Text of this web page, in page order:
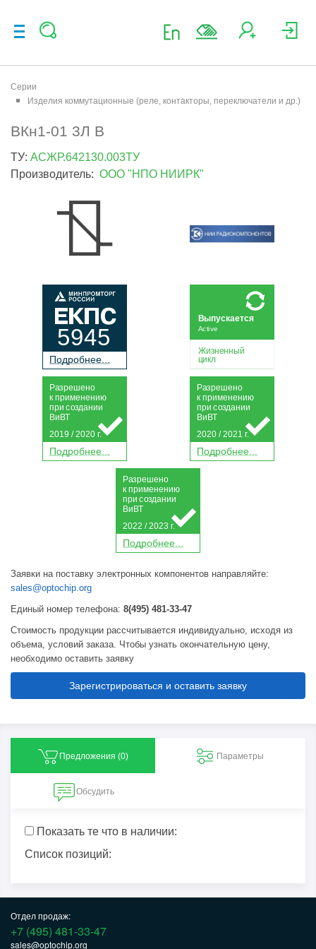
Серии
Изделия коммутационные (реле, контакторы, переключатели и др.)
ВКн1-01 3Л В
ТУ: АСЖР.642130.003ТУ
Производитель: ООО "НПО НИИРК"
Подробнее...
5945
Жизненный
цикл
Active
Выпускается
Подробнее...
Разрешено
к применению
присоздании
Ви ВТ
2019 / 2020 г.
Подробнее...
Разрешено
к применению
присоздании
Ви ВТ
2020 / 2021 г.
Подробнее...
Разрешено
к применению
присоздании
Ви ВТ
2022 / 2023 г.
Заявки на поставку электронных компонентов направляйте:
sales@optochip.org
Единый номер телефона: 8(495) 481-33-47
Стоимость продукции рассчитывается индивидуально, исходя из
объема, условий заказа. Чтобы узнать окончательную цену,
необходимо оставить заявку
Зарегистрироваться и оставить заявку
Предложения (0) Параметры
Обсудить
Показать те что в наличии:
Список позиций:
Отдел продаж:
+7 (495) 481-33-47
sales@optochip.org